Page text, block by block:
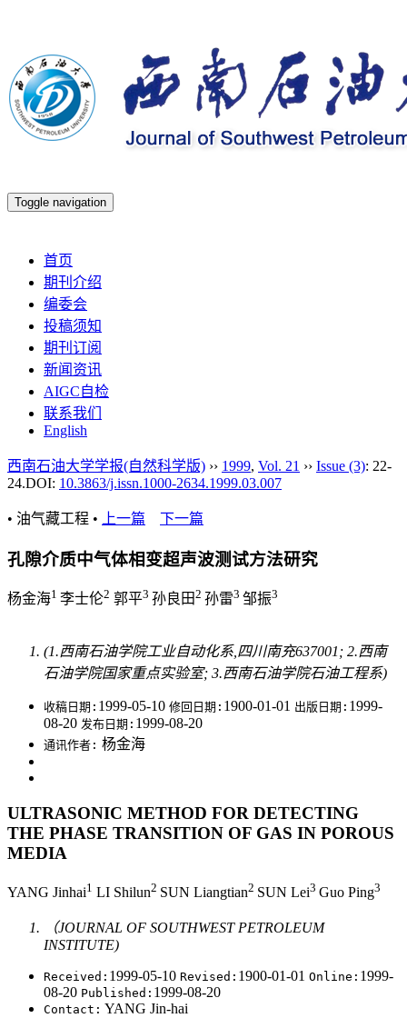
Toggle navigation
首页
期刊介绍
编委会
投稿须知
期刊订阅
新闻资讯
AIGC自检
联系我们
English
西南石油大学学报(自然科学版) ›› 1999, Vol. 21 ›› Issue (3): 22-
24.DOI: 10.3863/j.issn.1000-2634.1999.03.007
• 油气藏工程 • 上一篇 下一篇
孔隙介质中气体相变超声波测试方法研究
杨金海1 李士伦2 郭平3 孙良田2 孙雷3 邹振3
(1.西南石油学院工业自动化系,四川南充637001; 2.西南
石油学院国家重点实验室; 3.西南石油学院石油工程系)
收稿日期: 1999-05-10 修回日期: 1900-01-01 出版日期: 1999-
08-20 发布日期: 1999-08-20
通讯作者: 杨金海
ULTRASONIC METHOD FOR DETECTING
THE PHASE TRANSITION OF GAS IN POROUS
MEDIA
YANG Jinhai1 LI Shilun2 SUN Liangtian2 SUN Lei3 Guo Ping3
（JOURNAL OF SOUTHWEST PETROLEUM
INSTITUTE)
Received: 1999-05-10 Revised: 1900-01-01 Online: 1999-
08-20 Published: 1999-08-20
Contact: YANG Jin-hai